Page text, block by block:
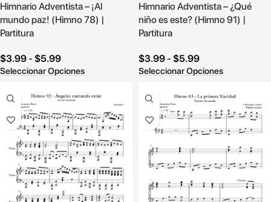
Himnario Adventista – ¡Al
mundo paz! (Himno 78) |
Partitura
$3.99- $5.99
Seleccionar Opciones
Himnario Adventista – ¿Qué
niño es este? (Himno 91) |
Partitura
$3.99- $5.99
Seleccionar Opciones